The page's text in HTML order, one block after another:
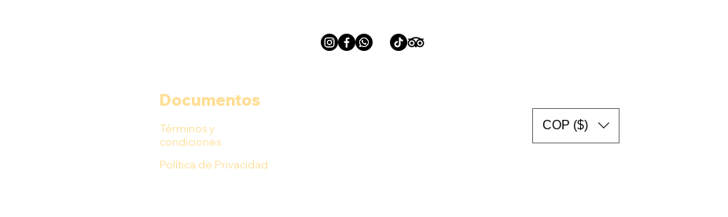
Documentos
Términos y
condiciones
COP ($)
Política de Privacidad